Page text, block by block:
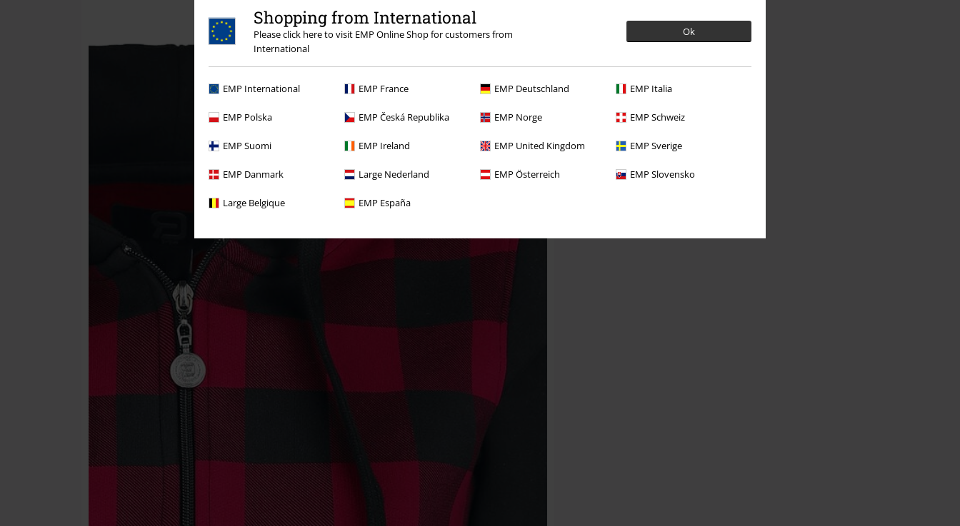
Shopping from International
Please click here to visit EMP Online Shop for customers from
International
Ok
EMP International EMP France EMP Deutschland EMP Italia
EMP Polska EMP Česká Republika EMP Norge EMP Schweiz
EMP Suomi EMP Ireland EMP United Kingdom EMP Sverige
EMP Danmark Large Nederland EMP Österreich EMP Slovensko
Large Belgique EMP España